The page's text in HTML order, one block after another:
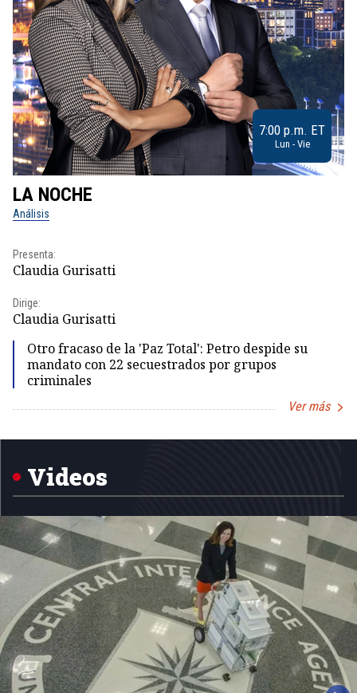
7:00 p.m. ET
Lun - Vie
LA NOCHE
Análisis
Presenta:
Claudia Gurisatti
Dirige:
Claudia Gurisatti
Otro fracaso de la 'Paz Total': Petro despide su
mandato con 22 secuestrados por grupos
criminales
Ver más
Videos